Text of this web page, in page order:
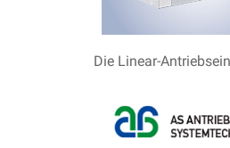
Die Linear-